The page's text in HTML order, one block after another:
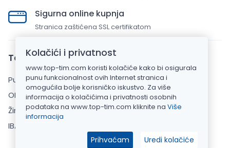
Sigurna online kupnja
Stranica zaštićena SSL certifikatom
Top Tim d.o.o.
Put Gvozdenova 283, 22000 Šibenik
OIB: 20925110769
Žiro račun: HPB banka d.d.
IBAN: HR7023900011101520911
Kolačići i privatnost
www.top-tim.com koristi kolačiće kako bi osigurala
punu funkcionalnost ovih Internet stranica i
omogućila bolje korisničko iskustvo. Za više
informacija o kolačićima i privatnosti osobnih
podataka na www.top-tim.com kliknite na Više
informacija
Prihvaćam Uredi kolačiće